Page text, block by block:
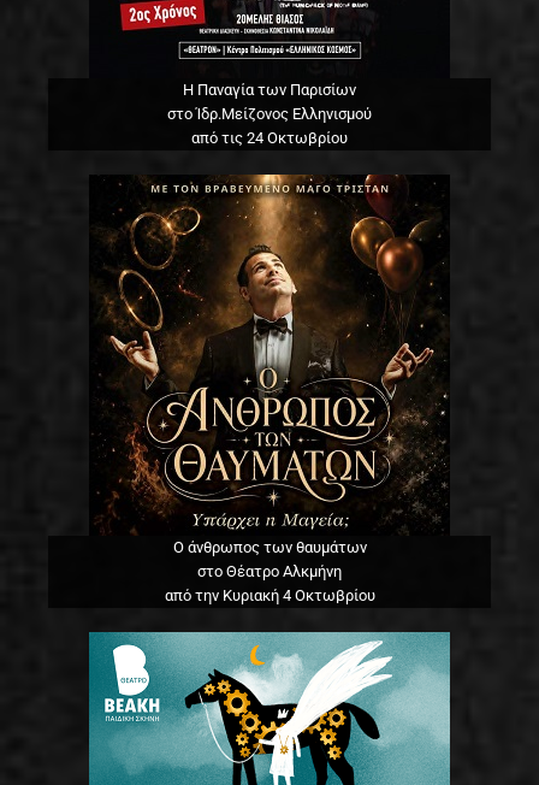
Η Παναγία των Παρισίων
στο Ίδρ.Μείζονος Ελληνισμού
από τις 24 Οκτωβρίου
Ο άνθρωπος των θαυμάτων
στο Θέατρο Αλκμήνη
από την Κυριακή 4 Οκτωβρίου